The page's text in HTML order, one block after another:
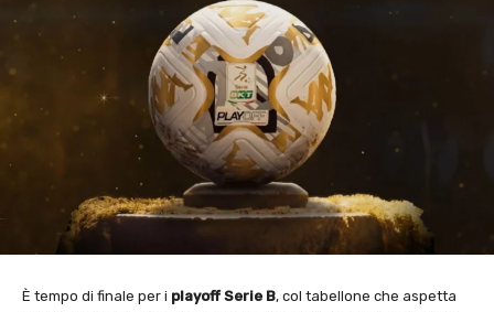
È tempo di finale per i playoff Serie B, col tabellone che aspetta